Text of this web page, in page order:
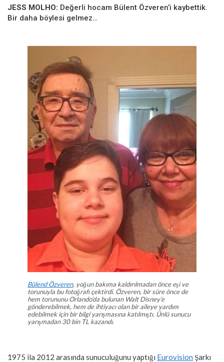
JESS MOLHO: Değerli hocam Bülent Özveren’i kaybettik.
Bir daha böylesi gelmez…
Bülend Özveren, yoğun bakıma kaldırılmadan önce eşi ve
torunuyla bu fotoğrafı çektirdi. Özveren, bir süre önce de
hem torununu Orlando’da bulunan Walt Disney’e
gönderebilmek, hem de ihtiyacı olan bir aileye yardım
edebilmek için bir bilgi yarışmasına katılmıştı. Ünlü sunucu
yarışmadan 30 bin TL kazandı.
1975 ila 2012 arasında sunuculuğunu yaptığı Eurovision Şarkı